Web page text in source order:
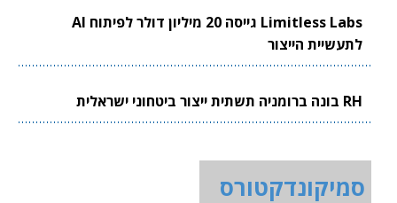
Limitless Labs גייסה 20 מיליון דולר לפיתוח AI
לתעשיית הייצור
RH בונה ברומניה תשתית ייצור ביטחוני ישראלית
סמיקונדקטורס